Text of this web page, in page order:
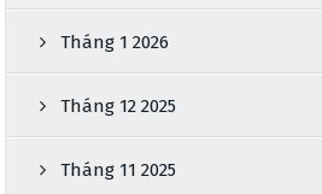
Tháng 1 2026
Tháng 12 2025
Tháng 11 2025